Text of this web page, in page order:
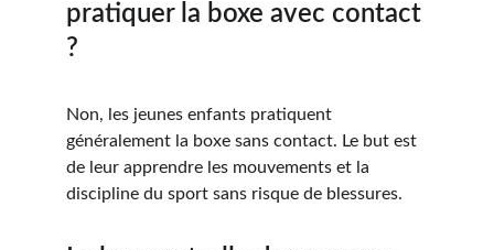
pratiquer la boxe avec contact
?
Non, les jeunes enfants pratiquent
généralement la boxe sans contact. Le but est
de leur apprendre les mouvements et la
discipline du sport sans risque de blessures.